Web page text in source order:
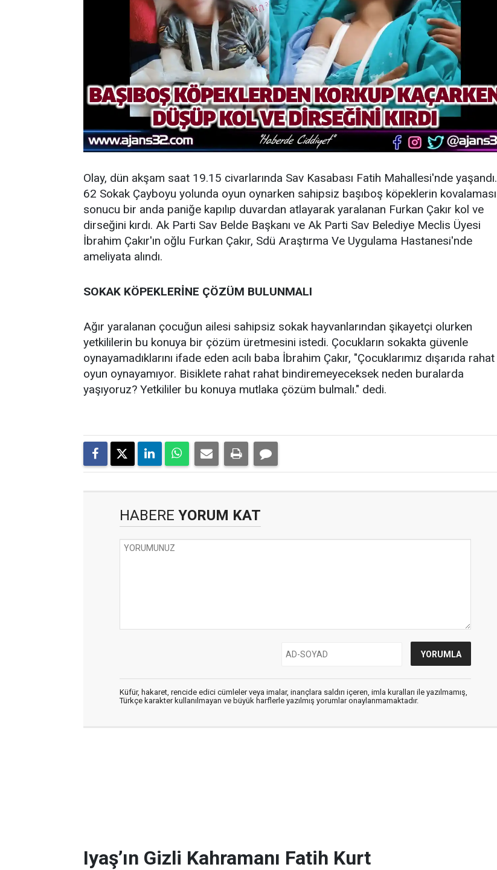
Olay, dün akşam saat 19.15 civarlarında Sav Kasabası Fatih Mahallesi'nde yaşandı.
62 Sokak Çayboyu yolunda oyun oynarken sahipsiz başıboş köpeklerin kovalaması
sonucu bir anda paniğe kapılıp duvardan atlayarak yaralanan Furkan Çakır kol ve
dirseğini kırdı. Ak Parti Sav Belde Başkanı ve Ak Parti Sav Belediye Meclis Üyesi
İbrahim Çakır'ın oğlu Furkan Çakır, Sdü Araştırma Ve Uygulama Hastanesi'nde
ameliyata alındı.
SOKAK KÖPEKLERİNE ÇÖZÜM BULUNMALI
Ağır yaralanan çocuğun ailesi sahipsiz sokak hayvanlarından şikayetçi olurken
yetkililerin bu konuya bir çözüm üretmesini istedi. Çocukların sokakta güvenle
oynayamadıklarını ifade eden acılı baba İbrahim Çakır, "Çocuklarımız dışarıda rahat
oyun oynayamıyor. Bisiklete rahat rahat bindiremeyeceksek neden buralarda
yaşıyoruz? Yetkililer bu konuya mutlaka çözüm bulmalı." dedi.
HABERE YORUM KAT
Küfür, hakaret, rencide edici cümleler veya imalar, inançlara saldırı içeren, imla kuralları ile yazılmamış,
Türkçe karakter kullanılmayan ve büyük harflerle yazılmış yorumlar onaylanmamaktadır.
Iyaş’ın Gizli Kahramanı Fatih Kurt